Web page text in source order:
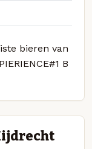
bieren van
B